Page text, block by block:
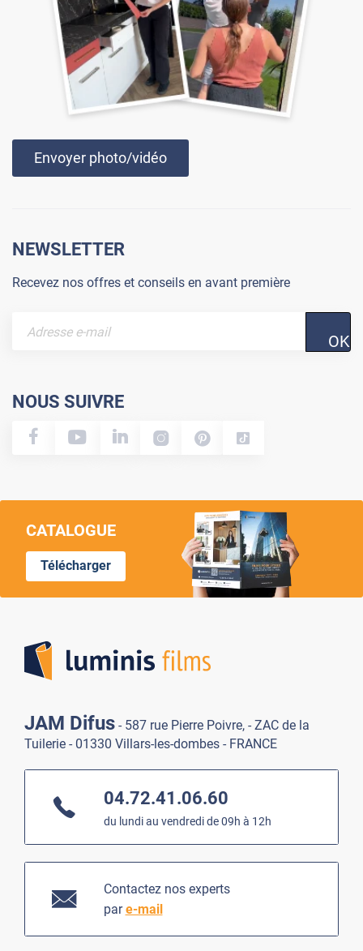
Envoyer photo/vidéo
NEWSLETTER
Recevez nos offres et conseils en avant première
OK
NOUS SUIVRE
CATALOGUE
Télécharger
JAM Difus - 587 rue Pierre Poivre, - ZAC de la
Tuilerie - 01330 Villars-les-dombes - FRANCE
04.72.41.06.60
du lundi au vendredi de 09h à 12h
Contactez nos experts
pare-mail